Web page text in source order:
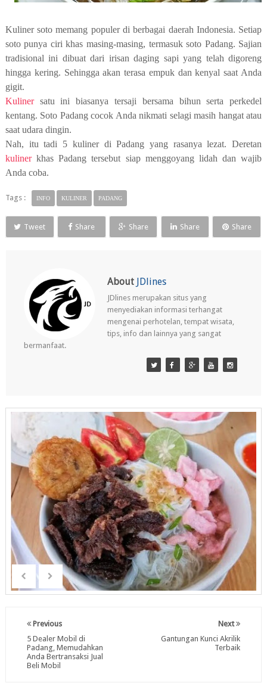
Kuliner soto memang populer di berbagai daerah Indonesia. Setiap
soto punya ciri khas masing-masing, termasuk soto Padang. Sajian
tradisional ini dibuat dari irisan daging sapi yang telah digoreng
hingga kering. Sehingga akan terasa empuk dan kenyal saat Anda
gigit.
Kulinersatu ini biasanya tersaji bersama bihun serta perkedel
kentang. Soto Padang cocok Anda nikmati selagi masih hangat atau
saat udara dingin.
Nah, itu tadi 5 kuliner di Padang yang rasanya lezat. Deretan
kulinerkhas Padang tersebut siap menggoyang lidah dan wajib
Anda coba.
Tags : INFO KULINER PADANG
Tweet Share Share Share Share
About JDlines
JDlines merupakan situs yang
menyediakan informasi terhangat
mengenai perhotelan, tempat wisata,
tips, info dan lainnya yang sangat
bermanfaat.
Next
Gantungan Kunci Akrilik
Terbaik
Previous
5 Dealer Mobil di
Padang, Memudahkan
Anda Bertransaksi Jual
Beli Mobil